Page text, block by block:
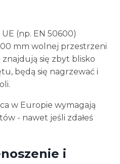
(np. EN 50600)
mm wolnej przestrzeni
się zbyt blisko
będą się nagrzewać i
w Europie wymagają
- nawet jeśli zdałeś
i